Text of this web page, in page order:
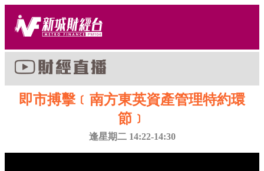
即市搏擊﹝南方東英資產管理特約環
節﹞
逢星期二 14:22-14:30